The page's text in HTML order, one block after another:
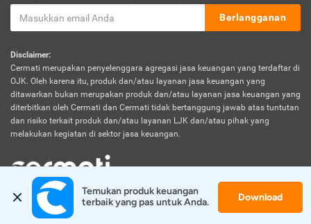
Berlangganan
Disclaimer:
Cermati merupakan penyelenggara agregasi jasa keuangan yang terdaftar di
OJK. Oleh karena itu, produk dan/atau layanan jasa keuangan yang
ditawarkan bukan merupakan produk dan/atau layanan jasa keuangan yang
diterbitkan oleh Cermati dan Cermati tidak bertanggung jawab atas tuntutan
dan risiko terkait produk dan/atau layanan LJK dan/atau pihak yang
melakukan kegiatan di sektor jasa keuangan.
© 2026 Cermati. All Rights Reserved.
Temukan produk keuangan
terbaik yang pas untuk Anda.
Download